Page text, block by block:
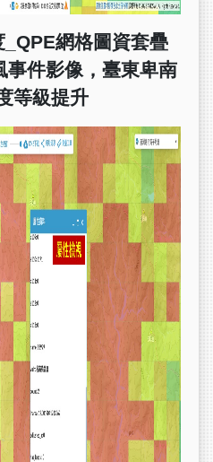
_QPE網格圖資套疊
事件影像，臺東卑南
等級提升